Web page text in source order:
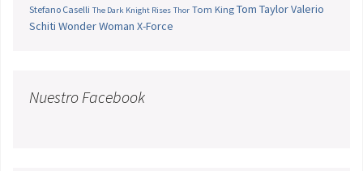
Stefano Caselli The Dark Knight Rises Thor Tom King Tom TaylorValerio
Schiti Wonder Woman X-Force
Nuestro Facebook